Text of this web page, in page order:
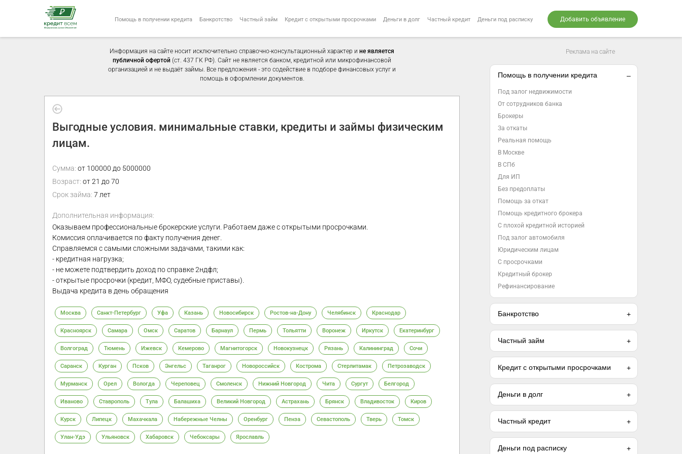
Помощь в получении кредита Банкротство Частный займ Кредит с открытыми просрочками Деньги в долг Частный кредит Деньги под расписку Добавить объявление
Информация на сайте носит исключительно справочно-консультационный характер и не является
публичной офертой (ст. 437 ГК РФ). Сайт не является банком, кредитной или микрофинансовой
организацией и не выдаёт займы. Все предложения - это содействие в подборе финансовых услуг и
помощь в оформлении документов.
Выгодные условия. минимальные ставки, кредиты и займы физическим
лицам.
Сумма: от 100000 до 5000000
Возраст: от 21 до 70
Срок займа: 7 лет
Дополнительная информация:
Оказываем профессиональные брокерские услуги. Работаем даже с открытыми просрочками.
Комиссия оплачивается по факту получения денег.
Справляемся с самыми сложными задачами, такими как:
- кредитная нагрузка;
- не можете подтвердить доход по справке 2ндфл;
- открытые просрочки (кредит, МФО, судебные приставы).
Выдача кредита в день обращения
Москва Санкт-Петербург Уфа Казань Новосибирск Ростов-на-Дону Челябинск Краснодар
Красноярск Самара Омск Саратов Барнаул Пермь Тольятти Воронеж Иркутск Екатеринбург
Волгоград Тюмень Ижевск Кемерово Магнитогорск Новокузнецк Рязань Калининград Сочи
Саранск Курган Псков Энгельс Таганрог Новороссийск Кострома Стерлитамак Петрозаводск
Мурманск Орел Вологда Череповец Смоленск Нижний Новгород Чита Сургут Белгород
Иваново Ставрополь Тула Балашиха Великий Новгород Астрахань Брянск Владивосток Киров
Курск Липецк Махачкала Набережные Челны Оренбург Пенза Севастополь Тверь Томск
Улан-Удэ Ульяновск Хабаровск Чебоксары Ярославль
Реклама на сайте
Помощь в получении кредита
Под залог недвижимости
От сотрудников банка
Брокеры
За откаты
Реальная помощь
В Москве
В СПб
Для ИП
Без предоплаты
Помощь за откат
Помощь кредитного брокера
С плохой кредитной историей
Под залог автомобиля
Юридическим лицам
С просрочками
Кредитный брокер
Рефинансирование
Банкротство
Частный займ
Кредит с открытыми просрочками
Деньги в долг
Частный кредит
Деньги под расписку